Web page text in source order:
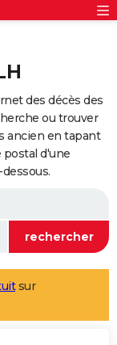
des décès des
ou trouver
ancien en tapant
d'une
sur